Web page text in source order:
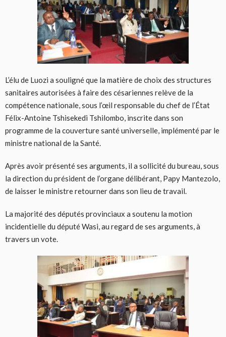
L’élu de Luozi a souligné que la matière de choix des structures
sanitaires autorisées à faire des césariennes relève de la
compétence nationale, sous l’œil responsable du chef de l’État
Félix-Antoine Tshisekedi Tshilombo, inscrite dans son
programme de la couverture santé universelle, implémenté par le
ministre national de la Santé.
Après avoir présenté ses arguments, il a sollicité du bureau, sous
la direction du président de l’organe délibérant, Papy Mantezolo,
de laisser le ministre retourner dans son lieu de travail.
La majorité des députés provinciaux a soutenu la motion
incidentielle du député Wasi, au regard de ses arguments, à
travers un vote.